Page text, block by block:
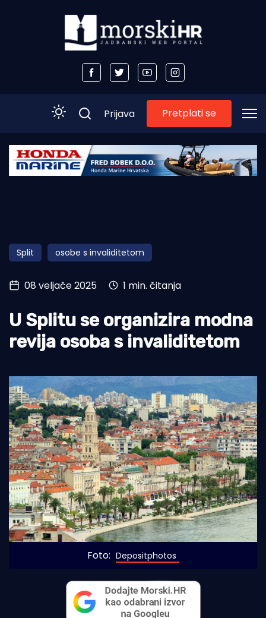
Početna
Obala
Otoci
Turizam i nautika
Pomorstvo
Ribolov
Tradicija i kultura
Prijava Pretplati se
Split osobe s invaliditetom
08 veljače 2025 1 min. čitanja
U Splitu se organizira modna
revija osoba s invaliditetom
Foto: Depositphotos